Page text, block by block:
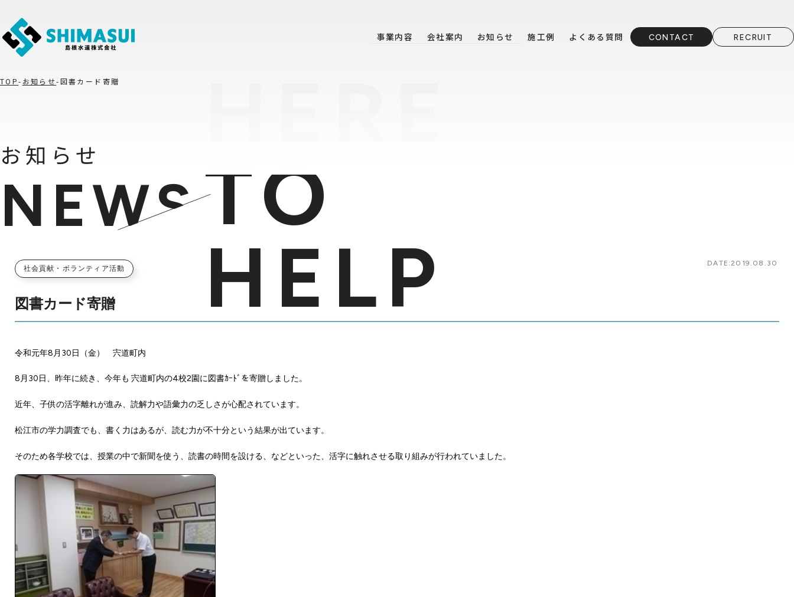
事業内容 会社案内 お知らせ 施工例 よくある質問 CONTACT RECRUIT
TOP お知らせ 図書カード寄贈
お知らせ
NEWS
社会貢献・ボランティア活動
DATE: 2019.08.30
図書カード寄贈
令和元年8月30日（金） 宍道町内
8月30日、昨年に続き、今年も 宍道町内の4校2園に図書ｶｰﾄﾞを寄贈しました。
近年、子供の活字離れが進み、読解力や語彙力の乏しさが心配されています。
松江市の学力調査でも、書く力はあるが、読む力が不十分という結果が出ています。
そのため各学校では、授業の中で新聞を使う、読書の時間を設ける、などといった、活字に触れさせる取り組みが行われていました。